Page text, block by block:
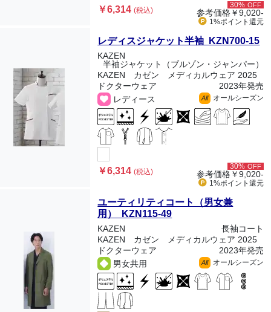
￥6,314(税込)
30% OFF
参考価格￥9,020-
1%ポイント 還元
レディスジャケット半袖 KZN700-15
KAZEN
半袖ジャケット（ブルゾン・ジャンパー）
KAZEN カゼン メディカルウェア 2025
ドクターウェア
2023年発売
レディース
All オールシーズン
￥6,314(税込)
30% OFF
参考価格￥9,020-
1%ポイント 還元
ユーティリティコート（男女兼
用） KZN115-49
KAZEN
長袖コート
KAZEN カゼン メディカルウェア 2025
ドクターウェア
2023年発売
男女共用
All オールシーズン